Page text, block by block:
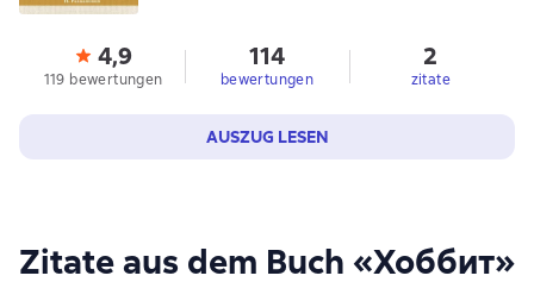
Zitate aus dem Buch «Хоббит»
4,9
119 bewertungen
114
bewertungen
2
zitate
AUSZUG LESEN